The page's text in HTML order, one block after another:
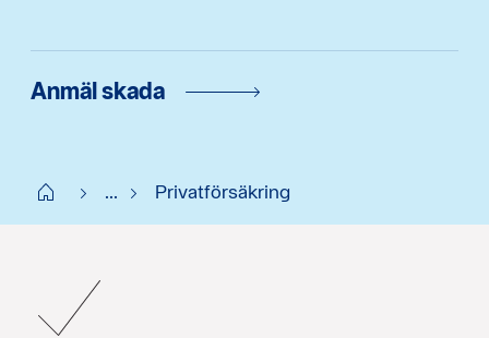
Anmäl skada
Start ... Privatförsäkring